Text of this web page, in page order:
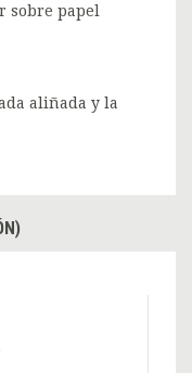
sobre papel
aliñada y la